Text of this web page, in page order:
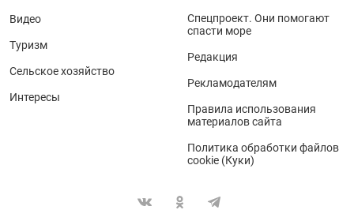
Видео
Туризм
Сельское хозяйство
Интересы
Спецпроект. Они помогают
спасти море
Редакция
Рекламодателям
Правила использования
материалов сайта
Политика обработки файлов
cookie (Куки)